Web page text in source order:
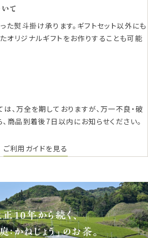
て
た熨斗掛け承ります。ギフトセット以外にも
オリジナルギフトをお作りすることも可能
、万全を期しておりますが、万一不良・破
商品到着後7日以内にお知らせください。
ご利用ガイドを見る
10年から続く、
：かねじょう」のお茶。